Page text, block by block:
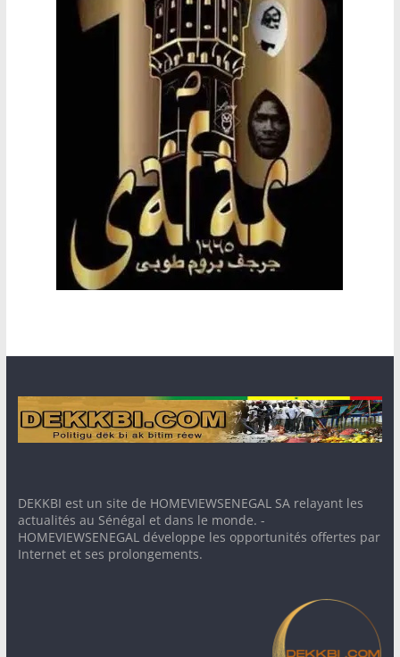
DEKKBI est un site de HOMEVIEWSENEGAL SA relayant les
actualités au Sénégal et dans le monde. -
HOMEVIEWSENEGAL développe les opportunités offertes par
Internet et ses prolongements.